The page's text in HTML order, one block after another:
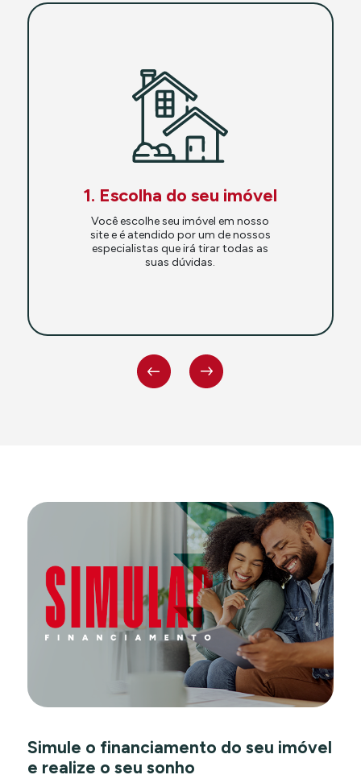
1. Escolha do seu imóvel
Você escolhe seu imóvel em nosso
site e é atendido por um de nossos
especialistas que irá tirar todas as
suas dúvidas.
Simule o financiamento do seu imóvel
e realize o seu sonho